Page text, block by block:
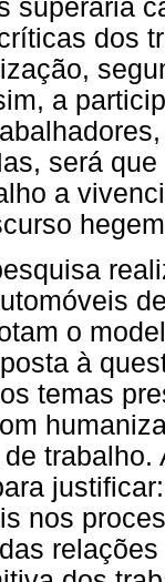
superaria
dos
a
será
a
o
à
temas
nos